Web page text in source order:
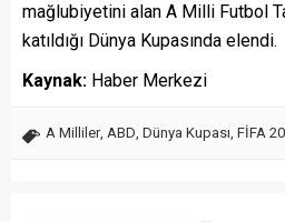
mağlubiyetini alan A Milli Futbol
katıldığı Dünya Kupasında elendi.
Kaynak: Haber Merkezi
A Milliler, ABD, Dünya Kupası, FİFA
...